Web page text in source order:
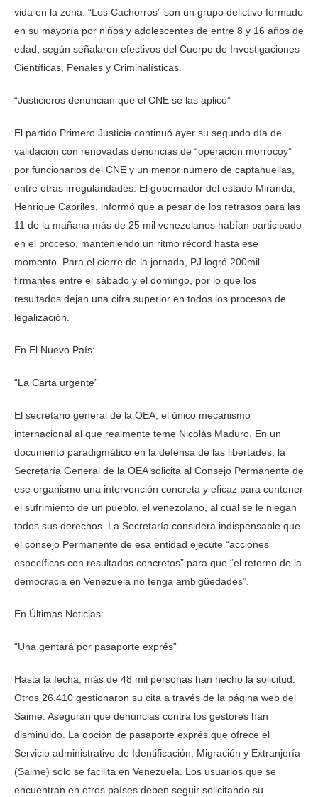
vida en la zona. “Los Cachorros” son un grupo delictivo formado
en su mayoría por niños y adolescentes de entre 8 y 16 años de
edad, según señalaron efectivos del Cuerpo de Investigaciones
Científicas, Penales y Criminalísticas.
“Justicieros denuncian que el CNE se las aplicó”
El partido Primero Justicia continuó ayer su segundo día de
validación con renovadas denuncias de “operación morrocoy”
por funcionarios del CNE y un menor número de captahuellas,
entre otras irregularidades. El gobernador del estado Miranda,
Henrique Capriles, informó que a pesar de los retrasos para las
11 de la mañana más de 25 mil venezolanos habían participado
en el proceso, manteniendo un ritmo récord hasta ese
momento. Para el cierre de la jornada, PJ logró 200mil
firmantes entre el sábado y el domingo, por lo que los
resultados dejan una cifra superior en todos los procesos de
legalización.
En El Nuevo País:
“La Carta urgente”
El secretario general de la OEA, el único mecanismo
internacional al que realmente teme Nicolás Maduro. En un
documento paradigmático en la defensa de las libertades, la
Secretaría General de la OEA solicita al Consejo Permanente de
ese organismo una intervención concreta y eficaz para contener
el sufrimiento de un pueblo, el venezolano, al cual se le niegan
todos sus derechos. La Secretaría considera indispensable que
el consejo Permanente de esa entidad ejecute “acciones
específicas con resultados concretos” para que “el retorno de la
democracia en Venezuela no tenga ambigüedades”.
En Últimas Noticias:
“Una gentará por pasaporte exprés”
Hasta la fecha, más de 48 mil personas han hecho la solicitud.
Otros 26.410 gestionaron su cita a través de la página web del
Saime. Aseguran que denuncias contra los gestores han
disminuido. La opción de pasaporte exprés que ofrece el
Servicio administrativo de Identificación, Migración y Extranjería
(Saime) solo se facilita en Venezuela. Los usuarios que se
encuentran en otros países deben seguir solicitando su